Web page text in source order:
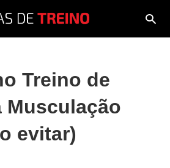
Treino de
Musculação
evitar)